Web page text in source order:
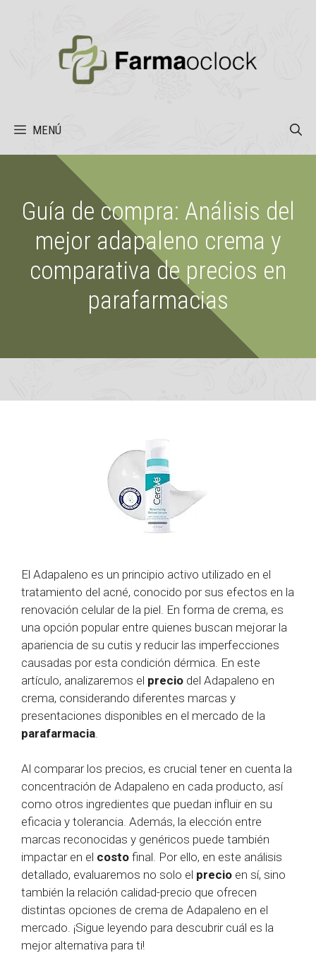
MENÚ
Guía de compra: Análisis del
mejor adapaleno crema y
comparativa de precios en
parafarmacias
El Adapaleno es un principio activo utilizado en el
tratamiento del acné, conocido por sus efectos en la
renovación celular de la piel. En forma de crema, es
una opción popular entre quienes buscan mejorar la
apariencia de su cutis y reducir las imperfecciones
causadas por esta condición dérmica. En este
artículo, analizaremos el precio del Adapaleno en
crema, considerando diferentes marcas y
presentaciones disponibles en el mercado de la
parafarmacia
Al comparar los precios, es crucial tener en cuenta la
concentración de Adapaleno en cada producto, así
como otros ingredientes que puedan influir en su
eficacia y tolerancia. Además, la elección entre
marcas reconocidas y genéricos puede también
impactar en el costo final. Por ello, en este análisis
detallado, evaluaremos no solo el precio en sí, sino
también la relación calidad-precio que ofrecen
distintas opciones de crema de Adapaleno en el
mercado. ¡Sigue leyendo para descubrir cuál es la
mejor alternativa para ti!